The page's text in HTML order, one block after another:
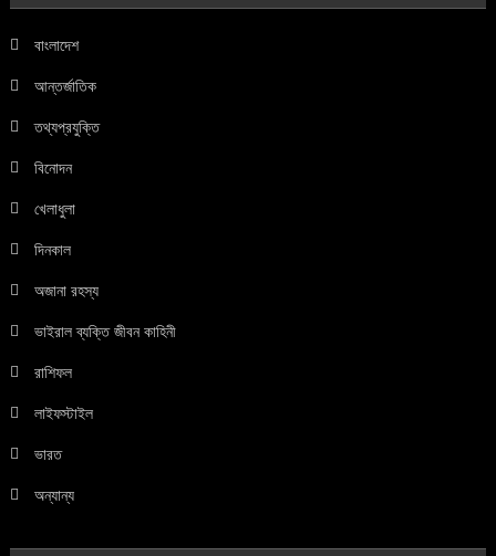
বাংলাদেশ
আন্তর্জাতিক
তথ্যপ্রযুক্তি
বিনোদন
খেলাধুলা
দিনকাল
অজানা রহস্য
ভাইরাল ব্যক্তি জীবন কাহিনী
রাশিফল
লাইফস্টাইল
ভারত
অন্যান্য